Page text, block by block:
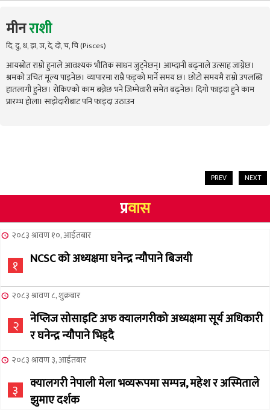
मीनराशी
दि, दु, थ, झ, ञ, दे, दो, च, चि (Pisces)
आयस्रोत राम्रो हुनाले आवश्यक भौतिक साधन जुट्नेछन्। आम्दानी बढ्नाले उत्साह जाग्नेछ।
श्रमको उचित मूल्य पाइनेछ। व्यापारमा राम्रै फड्को मार्ने समय छ। छोटो समयमै राम्रो उपलब्धि
हातलागी हुनेछ। रोकिएको काम बन्नेछ भने जिम्मेवारी समेत बढ्नेछ। दिगो फाइदा हुने काम
प्रारम्भ होला। साझेदारीबाट पनि फाइदा उठाउन
PREV NEXT
प्रवास
२०८३ श्रावण १०, आईतबार
१ NCSC को अध्यक्षमा घनेन्द्र न्यौपाने बिजयी
२०८३ श्रावण ८, शुक्रबार
२
नेप्लिज सोसाइटि अफ क्यालगरीको अध्यक्षमा सूर्य अधिकारी
र घनेन्द्र न्यौपाने भिड्दै
२०८३ श्रावण ३, आईतबार
३
क्यालगरी नेपाली मेला भव्यरूपमा सम्पन्न, महेश र अस्मिताले
झुमाए दर्शक